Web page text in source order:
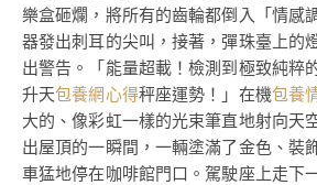
樂盒砸爛，將所有的齒輪都倒入「情感
器發出刺耳的尖叫，接著，彈珠臺上的
出警告。「能量超載！檢測到極致純粹
升天包養網心得秤座運勢！」在機包養
大的、像彩虹一樣的光束筆直地射向天
出屋頂的一瞬間，一輛塗滿了金色、裝
車猛地停在咖啡館門口。駕駛座上走下